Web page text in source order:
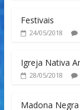
Festivais
24/05/2018
Igreja Nativa
28/05/2018
Madona Negra